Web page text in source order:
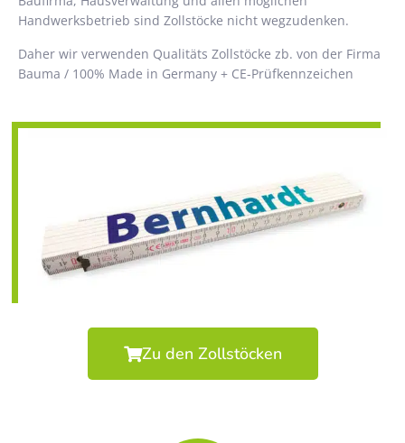
Handwerksbetrieb sind Zollstöcke nicht wegzudenken.
Daher wir verwenden Qualitäts Zollstöcke zb. von der Firma
Bauma / 100% Made in Germany + CE-Prüfkennzeichen
Zu den Zollstöcken